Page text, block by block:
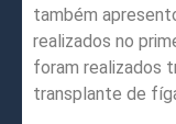
também
realizados no
foram realizados
transplante de